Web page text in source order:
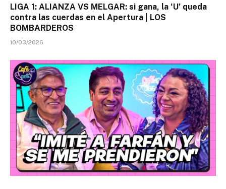
LIGA 1: ALIANZA VS MELGAR: si gana, la ‘U’ queda
contra las cuerdas en el Apertura | LOS
BOMBARDEROS
10/03/2026